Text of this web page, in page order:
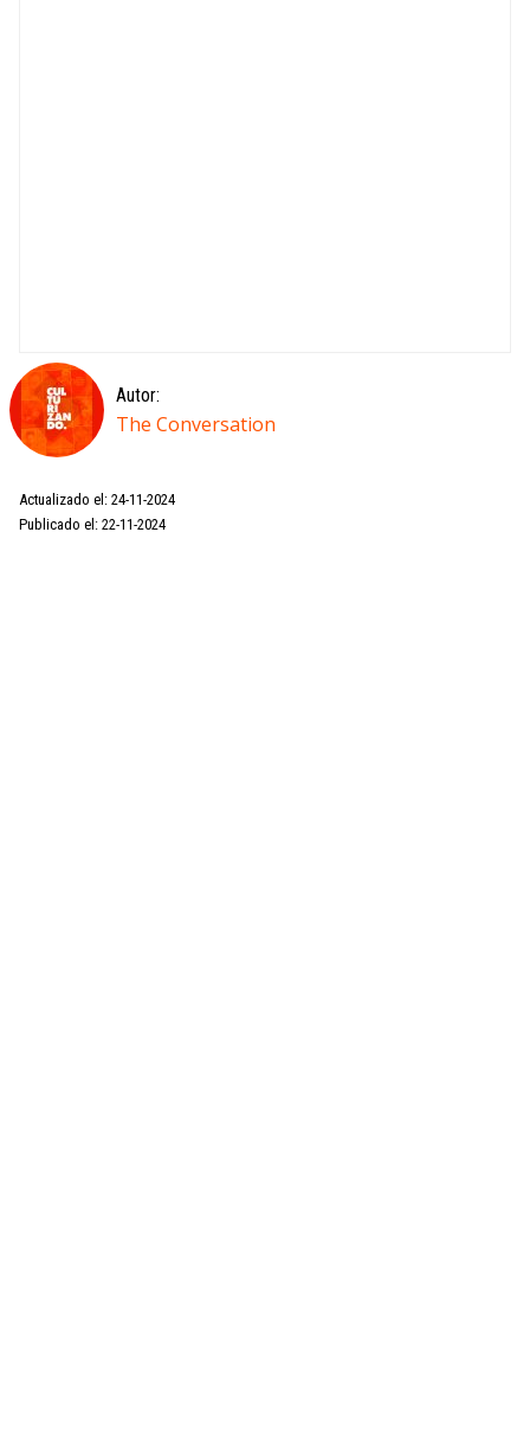
Autor:
The Conversation
Actualizado el: 24-11-2024
Publicado el: 22-11-2024